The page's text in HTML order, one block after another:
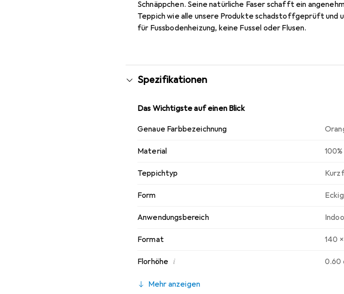
Schnäppchen. Seine natürliche Faser schafft ein
Teppich wie alle unsere Produkte schadstoffgeprüft
für Fussbodenheizung, keine Fussel oder Flusen.
Spezifikationen
Das Wichtigste auf einen Blick
Genaue Farbbezeichnung
Material
Teppichtyp
Form Eckig
Anwendungsbereich
Format 140
Florhöhe i 0.60
Mehr anzeigen